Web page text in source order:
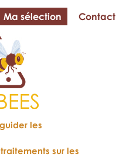
Ma sélection Contact
les
sur les